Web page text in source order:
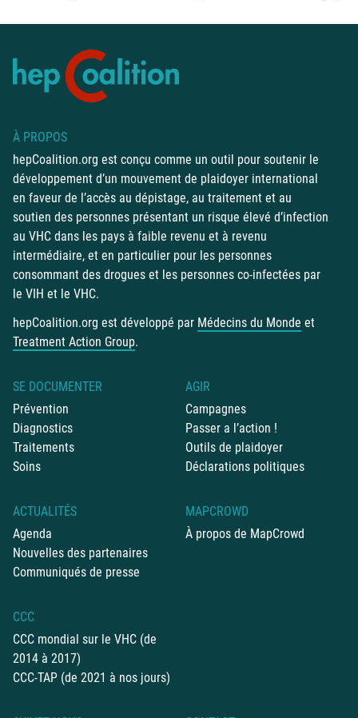
À PROPOS
hepCoalition.org est conçu comme un outil pour soutenir le
développement d’un mouvement de plaidoyer international
en faveur de l’accès au dépistage, au traitement et au
soutien des personnes présentant un risque élevé d’infection
au VHC dans les pays à faible revenu et à revenu
intermédiaire, et en particulier pour les personnes
consommant des drogues et les personnes co-infectées par
le VIH et le VHC.
hepCoalition.org est développé par Médecins du Monde et
Treatment Action Group.
SE DOCUMENTER
Prévention
Diagnostics
Traitements
Soins
AGIR
Campagnes
Passer a l’action !
Outils de plaidoyer
Déclarations politiques
ACTUALITÉS
Agenda
Nouvelles des partenaires
Communiqués de presse
MAPCROWD
À propos de MapCrowd
CCC
CCC mondial sur le VHC (de
2014 à 2017)
CCC-TAP (de 2021 à nos jours)